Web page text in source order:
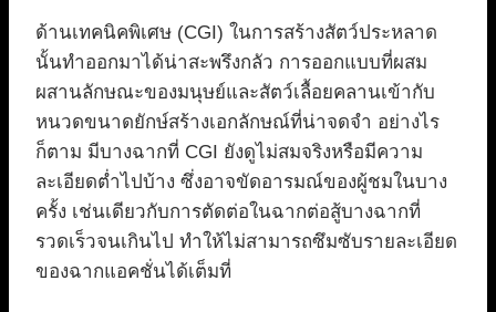
ด้านเทคนิคพิเศษ (CGI) ในการสร้างสัตว์ประหลาด
นั้นทำออกมาได้น่าสะพรึงกลัว การออกแบบที่ผสม
ผสานลักษณะของมนุษย์และสัตว์เลื้อยคลานเข้ากับ
หนวดขนาดยักษ์สร้างเอกลักษณ์ที่น่าจดจำ อย่างไร
ก็ตาม มีบางฉากที่ CGI ยังดูไม่สมจริงหรือมีความ
ละเอียดต่ำไปบ้าง ซึ่งอาจขัดอารมณ์ของผู้ชมในบาง
ครั้ง เช่นเดียวกับการตัดต่อในฉากต่อสู้บางฉากที่
รวดเร็วจนเกินไป ทำให้ไม่สามารถซึมซับรายละเอียด
ของฉากแอคชั่นได้เต็มที่